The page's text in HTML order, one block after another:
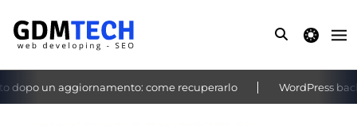
theme
un aggiornamento: come recuperarlo WordPress
‹ ›